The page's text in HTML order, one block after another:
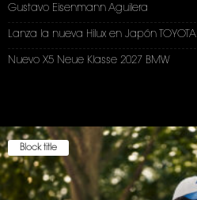
Gustavo Eisenmann Aguilera
Lanza la nueva Hilux en Japón TOYOTA
Nuevo X5 Neue Klasse 2027 BMW
Block title